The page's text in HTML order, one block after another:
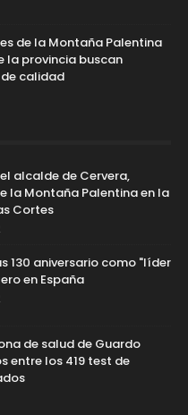
de la Montaña Palentina
la provincia buscan
calidad
alcalde de Cervera,
la Montaña Palentina en la
Cortes
130 aniversario como "líder
en España
de salud de Guardo
entre los 419 test de